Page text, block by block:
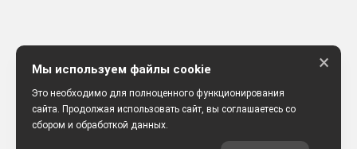
Мы используем файлы cookie
Это необходимо для полноценного функционирования
сайта. Продолжая использовать сайт, вы соглашаетесь со
сбором и обработкой данных.
×